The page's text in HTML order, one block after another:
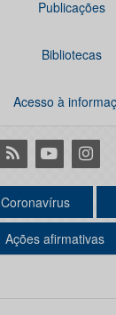
Publicações
Bibliotecas
Acesso à
RSS Youtube
Coronavírus
Ações afirmativas